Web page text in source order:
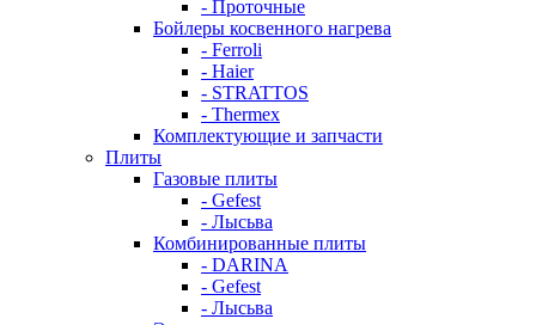
- Проточные
Бойлеры косвенного нагрева
- Ferroli
- Haier
- STRATTOS
- Thermex
Комплектующие и запчасти
Плиты
Газовые плиты
- Gefest
- Лысьва
Комбинированные плиты
- DARINA
- Gefest
- Лысьва